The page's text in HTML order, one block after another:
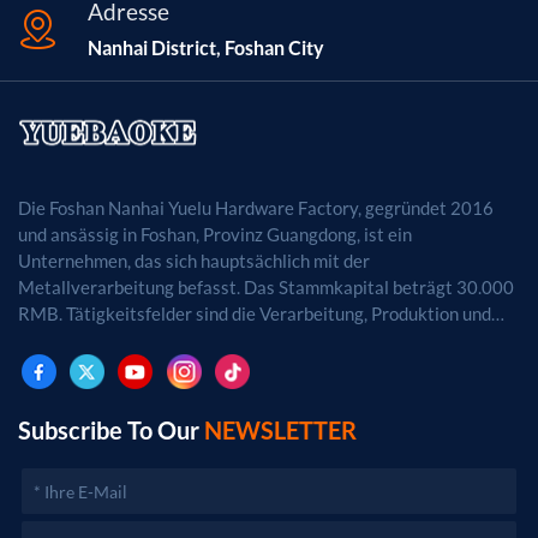
Adresse
Nanhai District, Foshan City
Die Foshan Nanhai Yuelu Hardware Factory, gegründet 2016
und ansässig in Foshan, Provinz Guangdong, ist ein
Unternehmen, das sich hauptsächlich mit der
Metallverarbeitung befasst. Das Stammkapital beträgt 30.000
RMB. Tätigkeitsfelder sind die Verarbeitung, Produktion und
genehmigungspflichtigen Projekten dürfen die
Geschäftstätigkeiten erst nach Genehmigung durch die
zuständigen Behörden aufgenommen werden.)
Subscribe To Our NEWSLETTER